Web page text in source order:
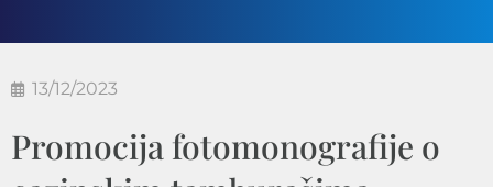
13/12/2023
Promocija fotomonografije o